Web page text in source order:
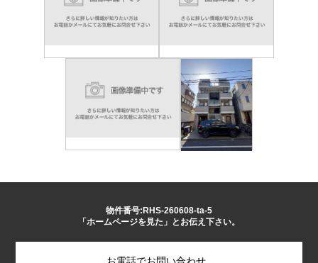
物件番号:RHS-260608-ta-5
「ホームページを見た」とお伝え下さい。
お電話でお問い合わせ